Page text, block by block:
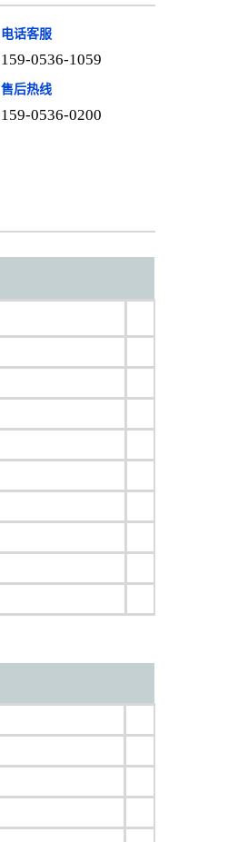
电话客服
159-0536-1059
售后热线
159-0536-0200